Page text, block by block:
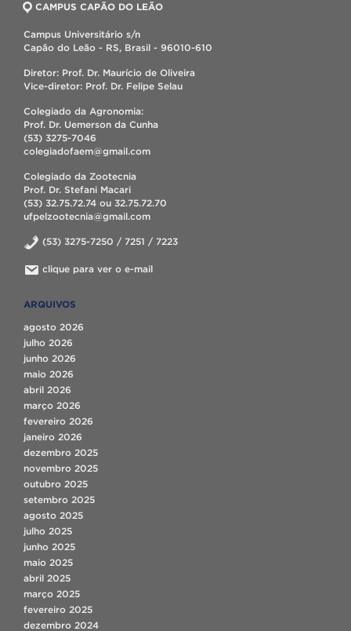
CAMPUS CAPÃO DO LEÃO
Campus Universitário s/n
Capão do Leão - RS, Brasil - 96010-610
Diretor: Prof. Dr. Maurício de Oliveira
Vice-diretor: Prof. Dr. Felipe Selau
Colegiado da Agronomia:
Prof. Dr. Uemerson da Cunha
(53) 3275-7046
colegiadofaem@gmail.com
Colegiado da Zootecnia
Prof. Dr. Stefani Macari
(53) 32.75.72.74 ou 32.75.72.70
ufpelzootecnia@gmail.com
(53) 3275-7250 / 7251 / 7223
clique para ver o e-mail
ARQUIVOS
agosto 2026
julho 2026
junho 2026
maio 2026
abril 2026
março 2026
fevereiro 2026
janeiro 2026
dezembro 2025
novembro 2025
outubro 2025
setembro 2025
agosto 2025
julho 2025
junho 2025
maio 2025
abril 2025
março 2025
fevereiro 2025
dezembro 2024